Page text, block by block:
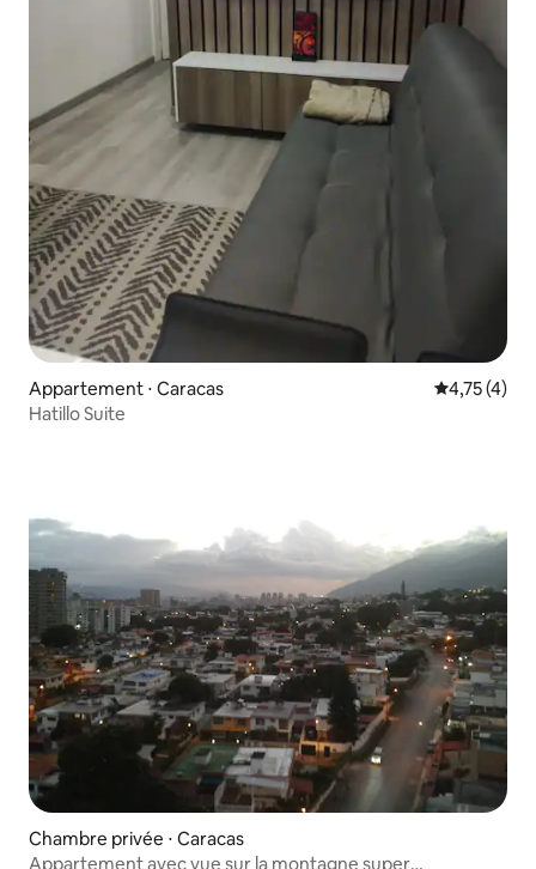
Appartement ⋅ Caracas Évaluation
4,75 (4)
Hatillo Suite
Chambre privée ⋅ Caracas
Appartement avec vue sur la montagne super